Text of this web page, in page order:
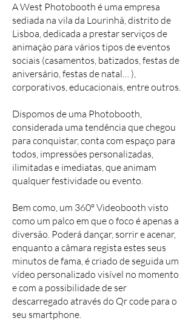
A West Photobooth é uma empresa
sediada na vila da Lourinhã, distrito de
Lisboa, dedicada a prestar serviços de
animação para vários tipos de eventos
sociais (casamentos, batizados, festas de
aniversário, festas de natal… ),
corporativos, educacionais, entre outros.
Dispomos de uma Photobooth,
considerada uma tendência que chegou
para conquistar, conta com espaço para
todos, impressões personalizadas,
ilimitadas e imediatas, que animam
qualquer festividade ou evento.
Bem como, um 360º Videobooth visto
como um palco em que o foco é apenas a
diversão. Poderá dançar, sorrir e acenar,
enquanto a câmara regista estes seus
minutos de fama, é criado de seguida um
vídeo personalizado visível no momento
e com a possibilidade de ser
descarregado através do Qr code para o
seu smartphone.